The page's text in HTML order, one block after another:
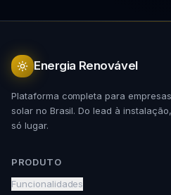
Energia Renovável
Plataforma completa para
solar no Brasil. Do lead à
só lugar.
PRODUTO
Funcionalidades